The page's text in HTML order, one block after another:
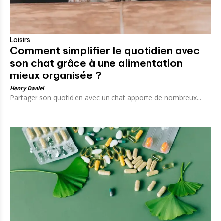
Loisirs
Comment simplifier le quotidien avec
son chat grâce à une alimentation
mieux organisée ?
Henry Daniel
Partager son quotidien avec un chat apporte de nombreux...